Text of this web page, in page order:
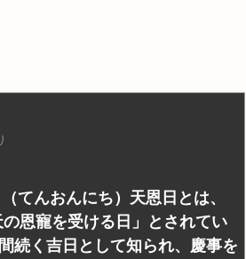
てんおんにち）天恩日とは、
恩寵を受ける日」とされてい
続く吉日として知られ、慶事を